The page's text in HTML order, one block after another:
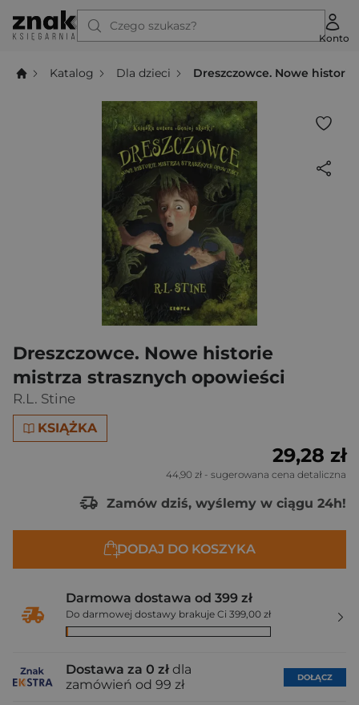
Czego szukasz?
Konto
Katalog Dla dzieci Dreszczowce. Nowe
Dreszczowce. Nowe historie
mistrza strasznych opowieści
R.L. Stine
KSIĄŻKA
29,28 zł
44,90 zł - sugerowana cena detaliczna
Zamów dziś, wyślemy w ciągu 24h!
DODAJ DO KOSZYKA
Darmowa dostawa od 399 zł
Do darmowej dostawy brakuje Ci 399,00 zł
Dostawa za 0 zł dla
zamówień od 99 zł
DOŁĄCZ